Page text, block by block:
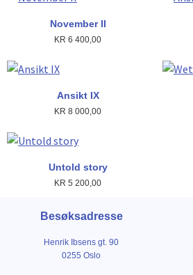
November II
KR 6 400,00
Ansikt IX
KR 8 000,00
Untold story
KR 5 200,00
Besøksadresse
Henrik Ibsens gt. 90
0255 Oslo